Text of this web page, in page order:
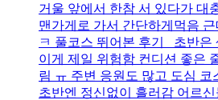
거울 앞에서 한참 서 있다가 대
맨가게로 가서 간단하게먹음
ㅋ 풀코스 뛰어본 후기 초반은
이게 제일 위험함 컨디션 좋은
림 ㅠ 주변 응원도 많고 도심 코
초반엔 정신없이 흘러감 어르